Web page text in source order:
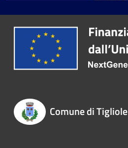
Comune di Tigliole